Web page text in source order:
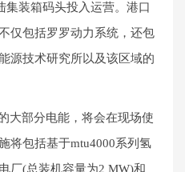
集装箱码头投入运营。港口
仅包括罗罗动力系统，还包
源技术研究所以及该区域的
大部分电能，将会在现场使
将包括基于mtu4000系列氢
厂(总装机容量为2 MW)和